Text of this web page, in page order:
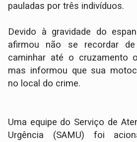
pauladas por três indivíduos.
Devido à gravidade do
afirmou não se recordar
caminhar até o cruzamento
mas informou que sua
no local do crime.
​Uma equipe do Serviço de
Urgência (SAMU) foi